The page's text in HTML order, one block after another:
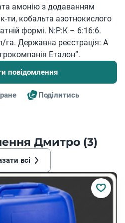
амонію з додаванням
ти, кобальта азотнокислого
формі. N:P:K – 6:16:6.
га. Державна реєстрація: А
Еталон”.
повідомлення
Поділитись
Дмитро (3)
всі